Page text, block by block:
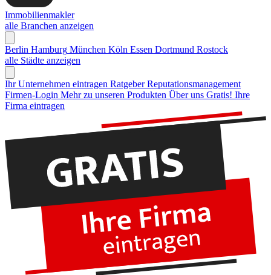
Immobilienmakler
alle Branchen anzeigen
Berlin Hamburg München Köln Essen Dortmund Rostock
alle Städte anzeigen
Ihr Unternehmen eintragen Ratgeber Reputationsmanagement
Firmen-Login Mehr zu unseren Produkten Über uns Gratis! Ihre
Firma eintragen